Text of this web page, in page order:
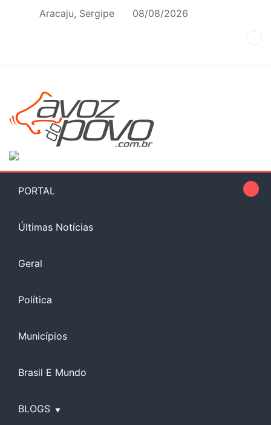
Aracaju, Sergipe 08/08/2026
PORTAL
Últimas Notícias
Geral
Política
Municípios
Brasil E Mundo
BLOGS